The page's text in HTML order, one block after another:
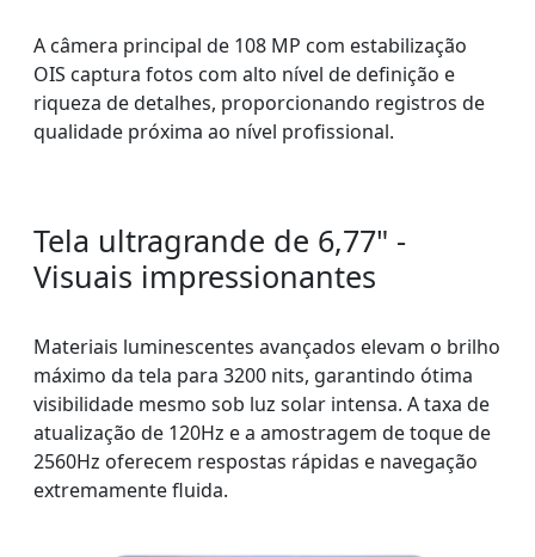
A câmera principal de 108 MP com estabilização
OIS captura fotos com alto nível de definição e
riqueza de detalhes, proporcionando registros de
qualidade próxima ao nível profissional.
Tela ultragrande de 6,77" -
Visuais impressionantes
Materiais luminescentes avançados elevam o brilho
máximo da tela para 3200 nits, garantindo ótima
visibilidade mesmo sob luz solar intensa. A taxa de
atualização de 120Hz e a amostragem de toque de
2560Hz oferecem respostas rápidas e navegação
extremamente fluida.